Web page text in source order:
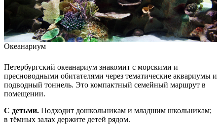
Океанариум
Петербургский океанариум знакомит с морскими и
пресноводными обитателями через тематические аквариумы и
подводный тоннель. Это компактный семейный маршрут в
помещении.
С детьми. Подходит дошкольникам и младшим школьникам;
в тёмных залах держите детей рядом.